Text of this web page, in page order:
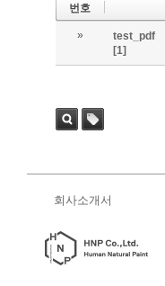
번호
»
test_pdf
[1]
회사소개서